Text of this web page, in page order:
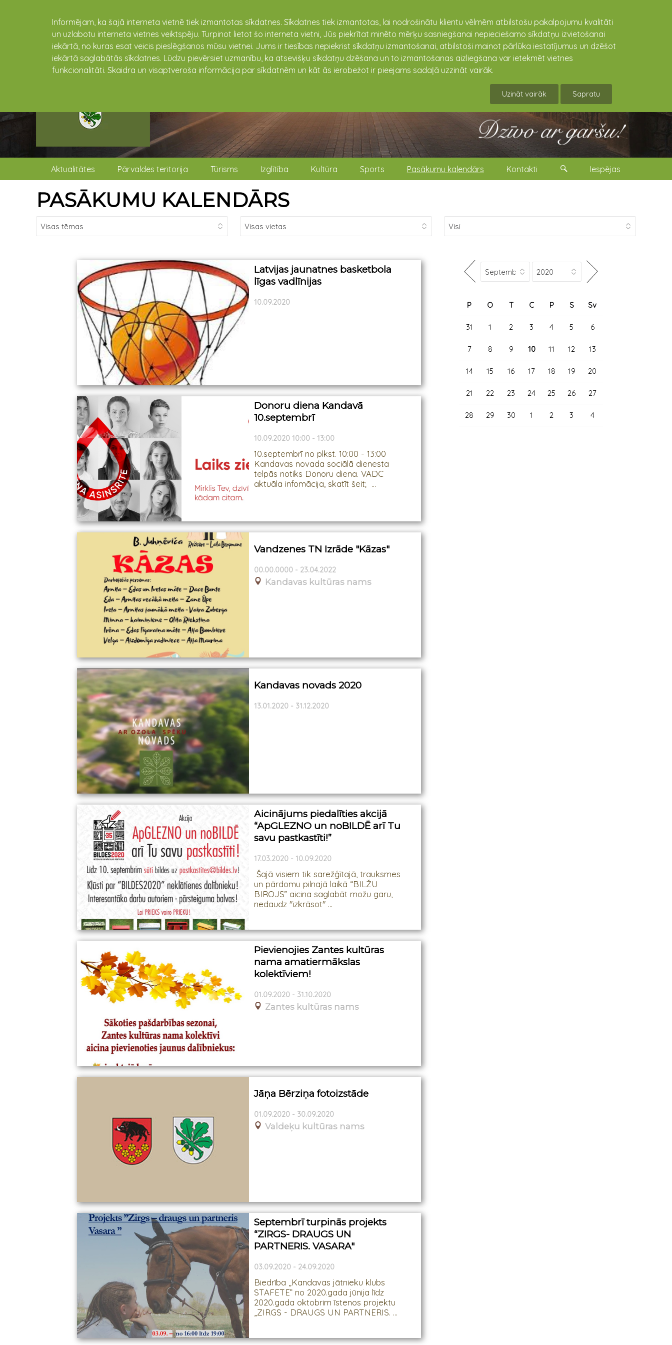
Informējam, ka šajā interneta vietnē tiek izmantotas sīkdatnes. Sīkdatnes tiek izmantotas, lai nodrošinātu klientu vēlmēm atbilstošu pakalpojumu kvalitāti
un uzlabotu interneta vietnes veiktspēju. Turpinot lietot šo interneta vietni, Jūs piekrītat minēto mērķu sasniegšanai nepieciešamo sīkdatņu izvietošanai
iekārtā, no kuras esat veicis pieslēgšanos mūsu vietnei. Jums ir tiesības nepiekrist sīkdatņu izmantošanai, atbilstoši mainot pārlūka iestatījumus un dzēšot
iekārtā saglabātās sīkdatnes. Lūdzu pievērsiet uzmanību, ka atsevišķu sīkdatņu dzēšana un to izmantošanas aizliegšana var ietekmēt vietnes
funkcionalitāti. Skaidra un visaptveroša informācija par sīkdatnēm un kāt ās ierobežot ir pieejams sadaļā uzzināt vairāk.
Uzināt vairāk Sapratu
Aktualitātes Pārvaldes teritorija Tūrisms Izglītība Kultūra Sports Pasākumu kalendārs Kontakti Iespējas
PASĀKUMU KALENDĀRS
Latvijas jaunatnes basketbola
līgas vadlīnijas
10.09.2020
Donoru diena Kandavā
10.septembrī
10.09.2020 10:00 - 13:00
10.septembrī no plkst. 10:00 - 13:00
Kandavas novada sociālā dienesta
telpās notiks Donoru diena. VADC
aktuāla infomācija, skatīt šeit; ...
Vandzenes TN Izrāde "Kāzas"
00.00.0000 - 23.04.2022
Kandavas kultūras nams
Kandavas novads 2020
13.01.2020 - 31.12.2020
Aicinājums piedalīties akcijā
“ApGLEZNO un noBILDĒ arī Tu
savu pastkastīti!”
17.03.2020 - 10.09.2020
Šajā visiem tik sarežģītajā, trauksmes
un pārdomu pilnajā laikā “BILŽU
BIROJS” aicina saglabāt možu garu,
nedaudz "izkrāsot" ...
Pievienojies Zantes kultūras
nama amatiermākslas
kolektīviem!
01.09.2020 - 31.10.2020
Zantes kultūras nams
Jāņa Bērziņa fotoizstāde
01.09.2020 - 30.09.2020
Valdeķu kultūras nams
Septembrī turpinās projekts
“ZIRGS- DRAUGS UN
PARTNERIS. VASARA"
03.09.2020 - 24.09.2020
Biedrība „Kandavas jātnieku klubs
STAFETE” no 2020.gada jūnija līdz
2020.gada oktobrim īstenos projektu
„ZIRGS - DRAUGS UN PARTNERIS. ...
P O T C P S Sv
31 1 2 3 4 5 6
7 8 9 10 11 12 13
14 15 16 17 18 19 20
21 22 23 24 25 26 27
28 29 30 1 2 3 4